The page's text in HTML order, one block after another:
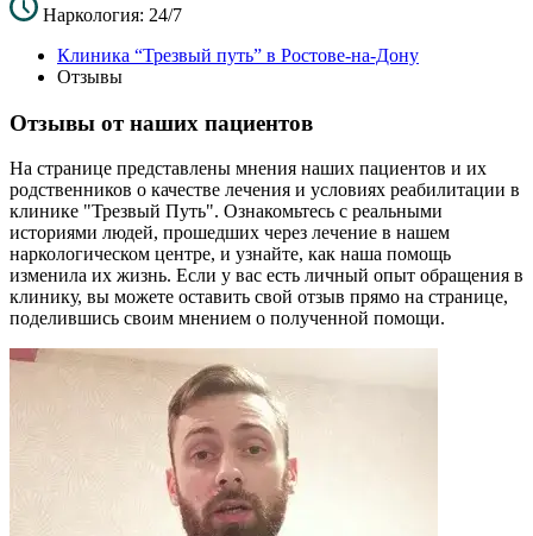
Наркология: 24/7
Клиника “Трезвый путь” в Ростове-на-Дону
Отзывы
Отзывы от наших пациентов
На странице представлены мнения наших пациентов и их
родственников о качестве лечения и условиях реабилитации в
клинике "Трезвый Путь". Ознакомьтесь с реальными
историями людей, прошедших через лечение в нашем
наркологическом центре, и узнайте, как наша помощь
изменила их жизнь. Если у вас есть личный опыт обращения в
клинику, вы можете оставить свой отзыв прямо на странице,
поделившись своим мнением о полученной помощи.